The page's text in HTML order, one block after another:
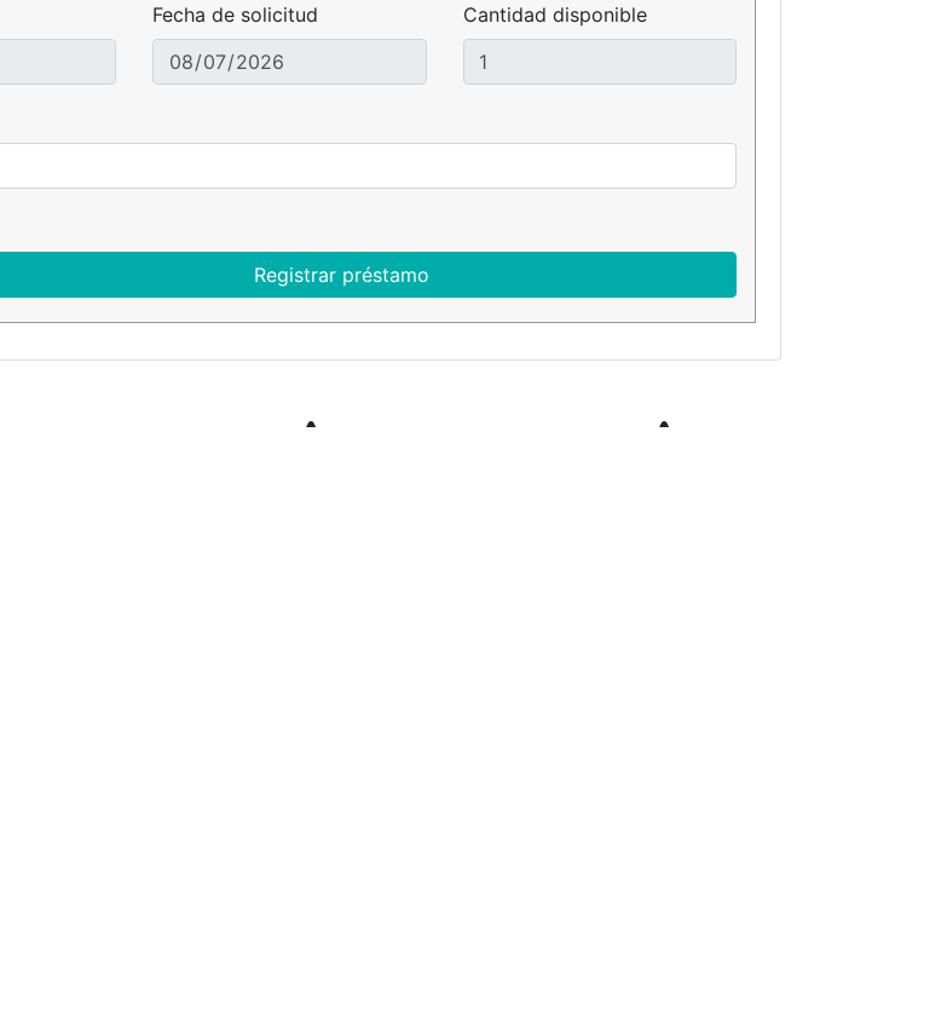
Fecha de solicitud Cantidad disponible
Registrar préstamo